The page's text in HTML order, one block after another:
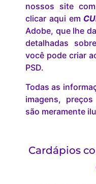
nossos site
clicar aqui em
Adobe, que lhe
detalhadas
você pode criar
PSD.
Todas as
imagens,
são meramente
Cardápios